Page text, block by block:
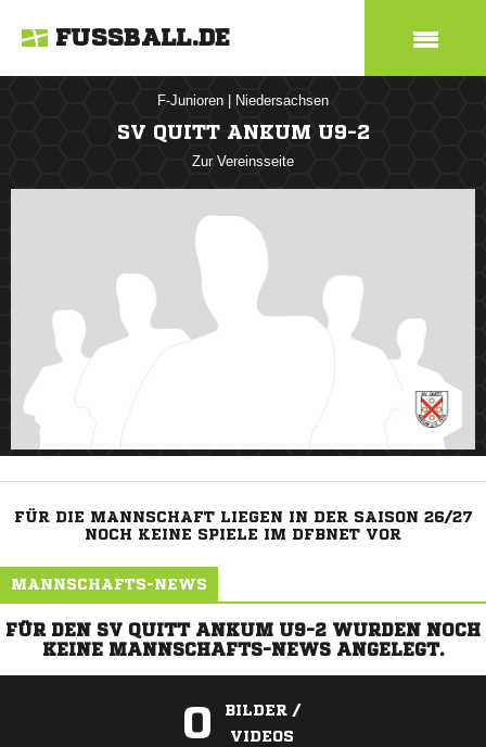
FUSSBALL.DE
F-Junioren Niedersachsen
SV QUITT ANKUM U9-2
Zur Vereinsseite
FÜR DIE MANNSCHAFT LIEGEN IN DER SAISON 26/27
NOCH KEINE SPIELE IM DFBNET VOR
MANNSCHAFTS-NEWS
FÜR DEN SV QUITT ANKUM U9-2 WURDEN NOCH
KEINE MANNSCHAFTS-NEWS ANGELEGT.
0
BILDER /
VIDEOS